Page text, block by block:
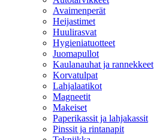
Avaimenperät
Heijastimet
Huulirasvat
Hygieniatuotteet
Juomapullot
Kaulanauhat ja rannekkeet
Korvatulpat
Lahjalaatikot
Magneetit
Makeiset
Paperikassit ja lahjakassit
Pinssit ja rintanapit